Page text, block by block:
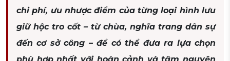
chi phí, ưu nhược điểm của từng loại hình lưu
giữ hộc tro cốt – từ chùa, nghĩa trang dân sự
đến cơ sở công – để có thể đưa ra lựa chọn